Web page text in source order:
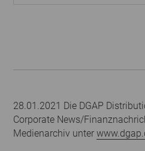
28.01.2021 Die DGAP
Corporate News/
Medienarchiv unter